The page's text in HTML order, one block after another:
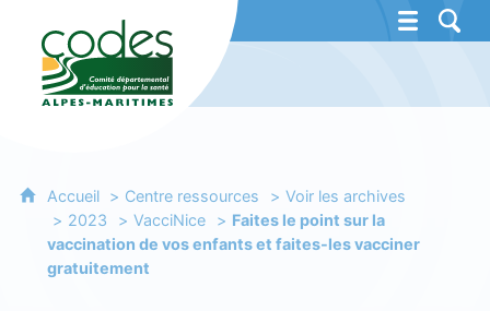
CoDES 06 - Comité départemental
Accueil Centre ressources
Voir les archives
2023
VacciNice
Faites le point sur la
vaccination de vos enfants et faites-les vacciner
gratuitement